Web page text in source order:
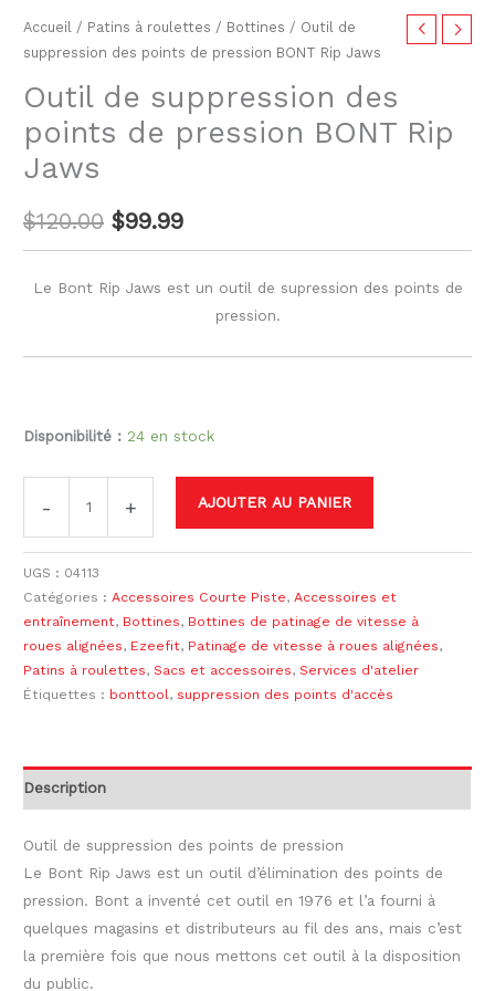
Accueil / Patins à roulettes / Bottines / Outil de
suppression des points de pression BONT Rip Jaws
Outil de suppression des
points de pression BONT Rip
Jaws
$120.00 $99.99
Le Bont Rip Jaws est un outil de supression des points de
pression.
Disponibilité : 24 en stock
- + AJOUTER AU PANIER
UGS : 04113
Catégories :Accessoires Courte Piste,Accessoires et
entraînement, Bottines, Bottines de patinage de vitesse à
roues alignées, Ezeefit, Patinage de vitesse à roues alignées,
Patins à roulettes,Sacs et accessoires,Services d'atelier
Étiquettes : bonttool , suppression des points d'accès
Description
Outil de suppression des points de pression
Le Bont Rip Jaws est un outil d’élimination des points de
pression. Bont a inventé cet outil en 1976 et l’a fourni à
quelques magasins et distributeurs au fil des ans, mais c’est
la première fois que nous mettons cet outil à la disposition
du public.